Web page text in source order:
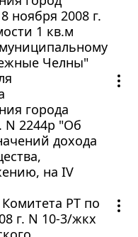
ноября 2008 г.
1 кв.м
Челны"
города
N 2244р "Об
дохода
на IV
РТ по
г. N 10-3/жкх